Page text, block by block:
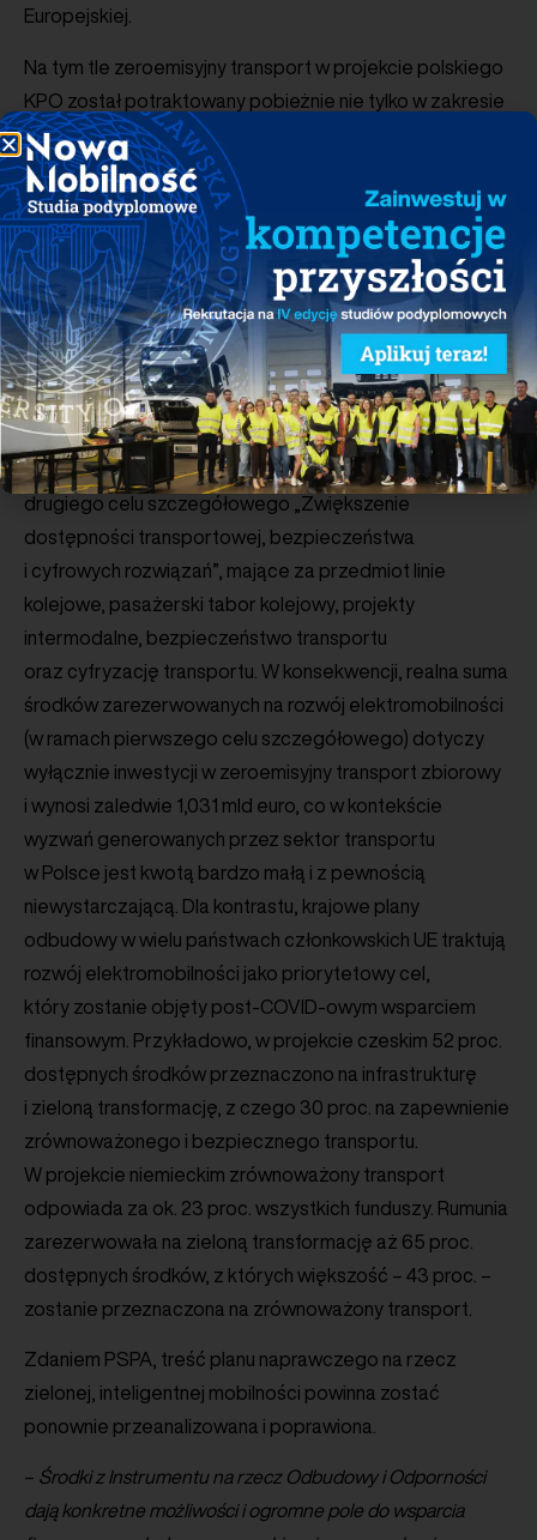
Europejskiej.
Na tym tle zeroemisyjny transport w projekcie polskiego
KPO został potraktowany pobieżnie nie tylko w zakresie
przewidzianych reform i inwestycji, ale również puli
środków przeznaczonych na ich realizację. Całkowity
deklarowany budżet przewidziany w tej sekcji to 6,074
mld euro. Kwota ta uwzględnia różne inwestycje
w ramach pierwszego celu szczegółowego
„Zwiększenie udziału zeroemisyjnego transportu
oraz przeciwdziałanie i zmniejszenie negatywnego
oddziaływania transportu na środowisko”, tj. także
te mające na celu wsparcie przemysłu dla gospodarki
niskoemisyjnej. Jednak z tej samej puli środków
realizowane będą również inwestycje w ramach
drugiego celu szczegółowego „Zwiększenie
dostępności transportowej, bezpieczeństwa
i cyfrowych rozwiązań”, mające za przedmiot linie
kolejowe, pasażerski tabor kolejowy, projekty
intermodalne, bezpieczeństwo transportu
oraz cyfryzację transportu. W konsekwencji, realna suma
środków zarezerwowanych na rozwój elektromobilności
(w ramach pierwszego celu szczegółowego) dotyczy
wyłącznie inwestycji w zeroemisyjny transport zbiorowy
i wynosi zaledwie 1,031 mld euro, co w kontekście
wyzwań generowanych przez sektor transportu
w Polsce jest kwotą bardzo małą i z pewnością
niewystarczającą. Dla kontrastu, krajowe plany
odbudowy w wielu państwach członkowskich UE traktują
rozwój elektromobilności jako priorytetowy cel,
który zostanie objęty post-COVID-owym wsparciem
finansowym. Przykładowo, w projekcie czeskim 52 proc.
dostępnych środków przeznaczono na infrastrukturę
i zieloną transformację, z czego 30 proc. na zapewnienie
zrównoważonego i bezpiecznego transportu.
W projekcie niemieckim zrównoważony transport
odpowiada za ok. 23 proc. wszystkich funduszy. Rumunia
zarezerwowała na zieloną transformację aż 65 proc.
dostępnych środków, z których większość – 43 proc. –
zostanie przeznaczona na zrównoważony transport.
Zdaniem PSPA, treść planu naprawczego na rzecz
zielonej, inteligentnej mobilności powinna zostać
ponownie przeanalizowana i poprawiona.
– Środki z Instrumentu na rzecz Odbudowy i Odporności
dają konkretne możliwości i ogromne pole do wsparcia